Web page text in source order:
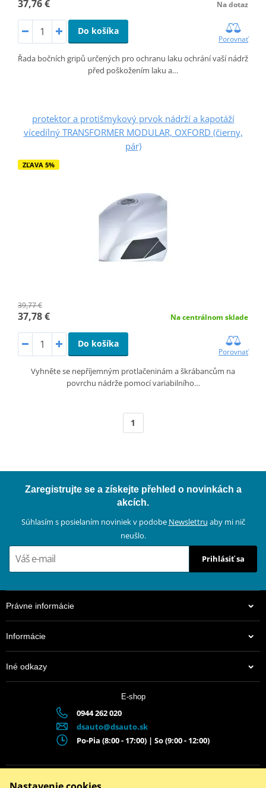
37,76 € Na dotaz
Do košíka
Porovnať
Řada bočních gripů určených pro ochranu laku ochrání vaší nádrž
před poškožením laku a…
protektor a protišmykový prvok nádrží a kapotáží
vícedílný TRANSFORMER MODULAR, OXFORD (čierny,
pár)
ZĽAVA 5%
39,77 €
37,78 € Na centrálnom sklade
Do košíka
Porovnať
Vyhněte se nepříjemným protlačeninám a škrábancům na
povrchu nádrže pomocí variabilního…
1
Zaregistrujte se a získejte přehled o novinkách a
akcích.
Súhlasím s posielaním noviniek v podobe Newslettru aby mi nič
neušlo.
Prihlásiť sa
Právne informácie
Informácie
Iné odkazy
E-shop
0944 262 020
dsauto@dsauto.sk
Po-Pia (8:00 - 17:00) | So (9:00 - 12:00)
Facebook